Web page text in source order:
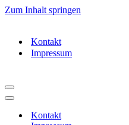
Zum Inhalt springen
Kontakt
Impressum
Navigationsmenü
Navigationsmenü
Kontakt